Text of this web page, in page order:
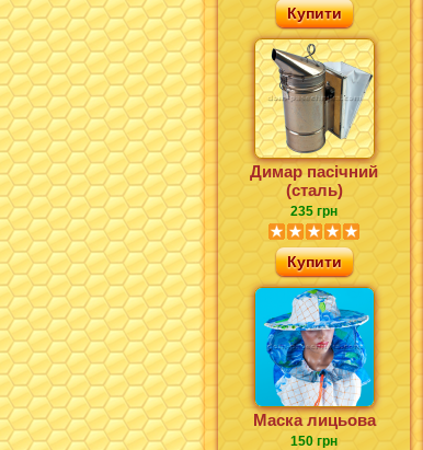
Купити
Димар пасічний
(сталь)
235 грн
Купити
Маска лицьова
150 грн